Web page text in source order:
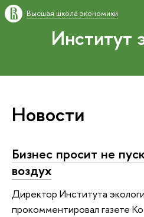
Высшая школа экономики
Институт
Новости
Бизнес просит не
воздух
Директор Института
прокомментировал газете